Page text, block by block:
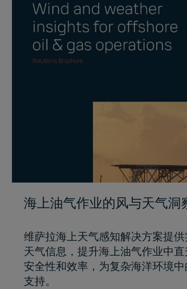
海上油气作业的风与天气洞
维萨拉海上天气感知解决方案提
天气信息，提升海上油气作业中
安全性和效率，为复杂海洋环境
支持。